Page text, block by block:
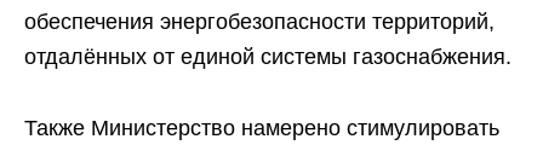
обеспечения энергобезопасности территорий,
отдалённых от единой системы газоснабжения.
Также Министерство намерено стимулировать